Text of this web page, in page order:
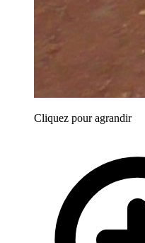
Cliquez pour agrandir